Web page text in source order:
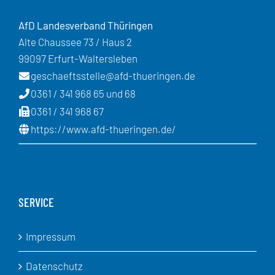
AfD Landesverband Thüringen
Alte Chaussee 73 / Haus 2
99097 Erfurt-Waltersleben
geschaeftsstelle@afd-thueringen.de
0361 / 341 968 65 und 68
0361 / 341 968 67
https://www.afd-thueringen.de/
SERVICE
Impressum
Datenschutz